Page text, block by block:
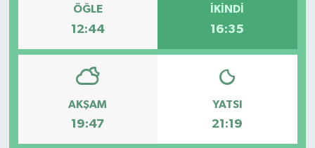
ÖĞLE
12:44
İKINDI
16:35
AKŞAM
19:47
YATSI
21:19
Genel
Gündem
Hisarcık